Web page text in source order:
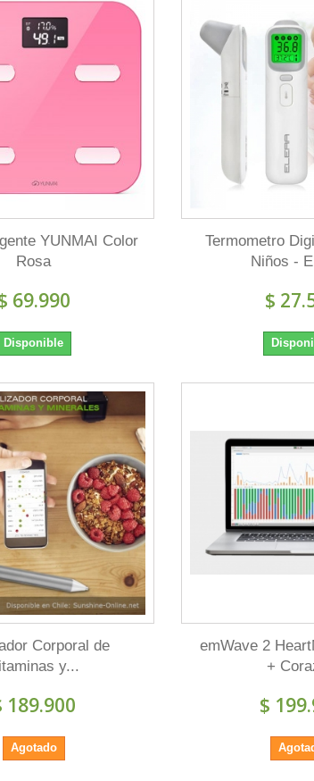
YUNMAI Color
Rosa
69.990
Disponible
Termometro
Niños -
$
Corporal de
y...
189.900
Agotado
emWave 2
+
$